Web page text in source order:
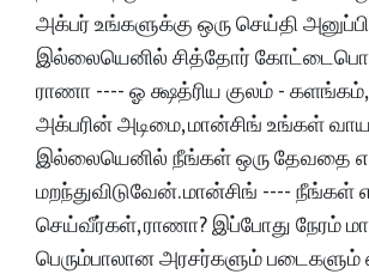
அக்பர் உங்களுக்கு ஒரு செய்தி
இல்லையெனில் சித்தோர்
ராணா ---- ஓ க்ஷத்ரிய குலம் -
அக்பரின் அடிமை, மான்சிங் உங்கள்
இல்லையெனில் நீங்கள் ஒரு தேவதை
மறந்துவிடுவேன். மான்சிங் ----
செய்வீர்கள், ராணா? இப்போது நேரம்
பெரும்பாலான அரசர்களும்